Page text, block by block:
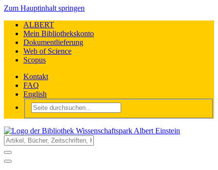
Zum Hauptinhalt springen
ALBERT
Mein Bibliothekskonto
Dokumentlieferung
Web of Science
Scopus
Kontakt
FAQ
English